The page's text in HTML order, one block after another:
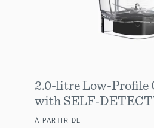
2.0-litre Low-Profile
with SELF-
À PARTIR DE